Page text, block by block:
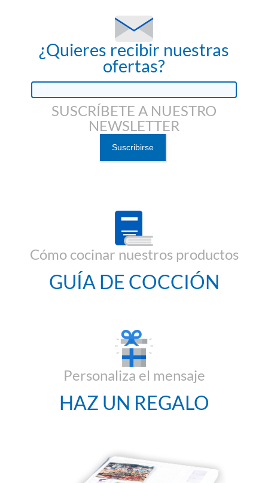
¿Quieres recibir nuestras
ofertas?
SUSCRÍBETE A NUESTRO
NEWSLETTER
Cómo cocinar nuestros productos
GUÍA DE COCCIÓN
Personaliza el mensaje
HAZ UN REGALO